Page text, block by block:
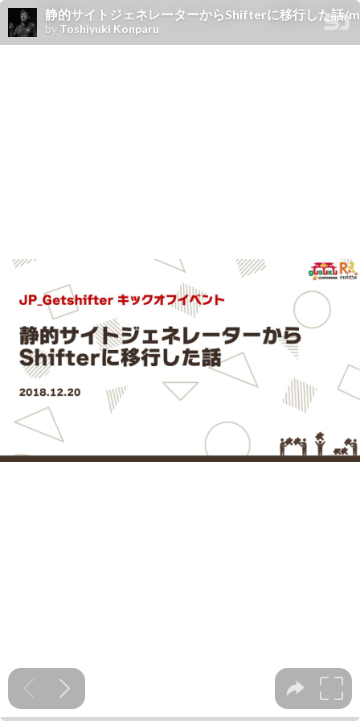
静的サイトジェネレーターからShifterに移行した
by Toshiyuki Konparu